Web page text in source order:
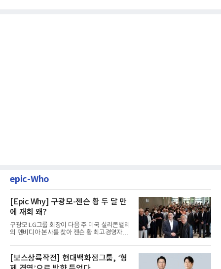
epic-Who
[Epic Why] 구광모-젠슨 황 두 달 만
에 재회 왜?
구광모 LG그룹 회장이 다음 주 미국 실리콘밸리
의 엔비디아 본사를 찾아 젠슨 황 최고경영자
[보스상륙작전] 현대백화점그룹, ‘형